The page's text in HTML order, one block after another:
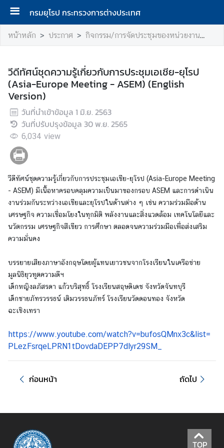
กรมยุโรป กระทรวงการต่างประเทศ
ห
แ
ร
ก
ก
ร
ม
ยุ
โ
ร
ป
ก
า
ร
ฏิ
บั
ติ
ง
า
ป
ยุ
โ
หน้าหลัก ประกาศ กิจกรรม/การจัดประชุมของหน่วยงาน
วีดีทัศน์ชุดความรู้เกี่ยวกับการประชุมเอเชีย-ยุโรป
(Asia-Europe Meeting - ASEM) (English
Version)
วันที่นำเข้าข้อมูล 1 มิ.ย. 2563
วันที่ปรับปรุงข้อมูล 30 พ.ย. 2565
6,034 view
วีดีทัศน์ชุดความรู้เกี่ยวกับการประชุมเอเชีย-ยุโรป (Asia-Europe Meeting
- ASEM) มีเนื้อหาครอบคลุมความเป็นมาของกรอบ ASEM และการดำเนิน
งานร่วมกันระหว่างเอเชียและยุโรปในด้านต่าง ๆ เช่น ความร่วมมือด้าน
เศรษฐกิจ ความเชื่อมโยงในทุกมิติ พลังงานและสิ่งแวดล้อม เทคโนโลยีและ
นวัตกรรม เศรษฐกิจสีเขียว การศึกษา ตลอดจนความร่วมมือเพื่อส่งเสริม
ความมั่นคง
บรรยายเสียงภาษาอังกฤษโดยผู้แทนเยาวชนจากโรงเรียนในเครือข่าย
มูลนิธิยุวทูตความดีฯ
เด็กหญิงลภัสรดา แก้วบริสุทธิ์ โรงเรียนสฤษดิเดช จังหวัดจันทบุรี
เด็กชายภัทรวรรธน์ เติมวรรธนภัทร์ โรงเรียนวัดดอนทอง จังหวัด
ฉะเชิงเทรา
https://www.youtube.com/watch?v=bufosQMnx3c&list=
PLezFsrqeLPRN1tDovdaDEPP7dlyr29SM_
ก่อนหน้า ถัดไป
TOP